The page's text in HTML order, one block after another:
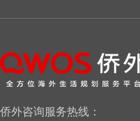
侨外咨询服务热线：